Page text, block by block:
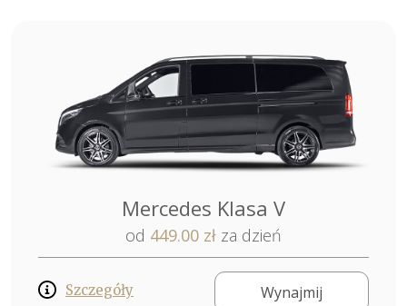
Mercedes Klasa V
od 449.00 zł za dzień
Szczegóły Wynajmij